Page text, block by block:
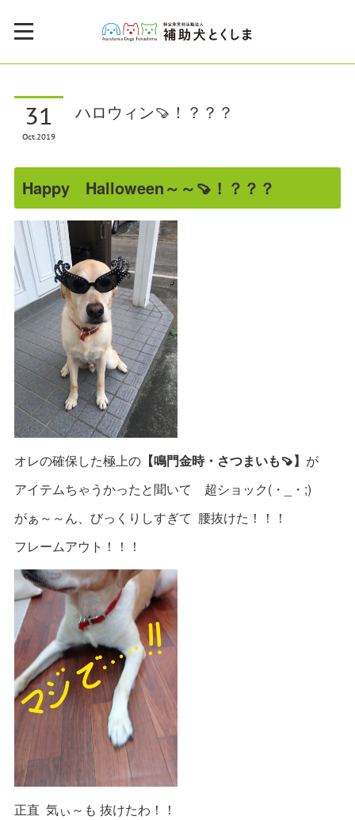
31
Oct2019
ハロウィン🍠！？？？
Happy Halloween～～🍠！？？？
オレの確保した極上の 【鳴門金時・さつまいも🍠】 が
アイテムちゃうかったと聞いて 超ショック(・_・;)
がぁ～～ん、びっくりしすぎて 腰抜けた！！！
フレームアウト！！！
正直 気ぃ～も 抜けたわ！！